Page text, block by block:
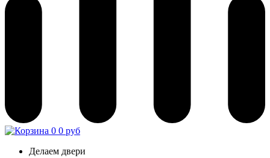
0 0 руб
Делаем двери